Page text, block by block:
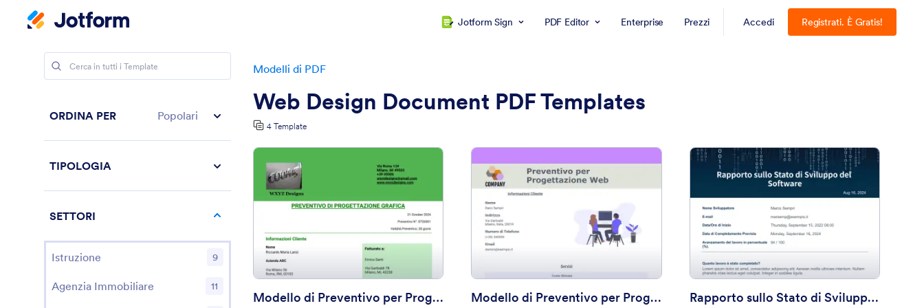
Jotform Sign PDF Editor Enterprise Prezzi Accedi Registrati. È Gratis!
Modelli di PDF
Web Design Document PDF Templates
4 Template
: Modello di Preventivo per Progettazione Grafica
Modello di Preventivo per Progettazione Grafica
Anteprima: Modello di Preventivo per Progettazione Web
Modello di Preventivo per Progettazione Web
Anteprima: Rapporto sullo
Rapporto sullo Stato di Sviluppo del Software
ORDINA PER Popolari
TIPOLOGIA
SETTORI
Istruzione 9
Agenzia Immobiliare 11